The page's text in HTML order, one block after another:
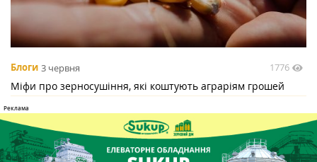
Блоги 3 червня 1776
Міфи про зерносушіння, які коштують аграріям грошей